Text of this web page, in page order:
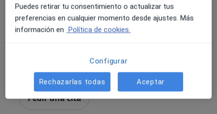
Dirección 1 Dirección 2 Online
Praza de Barcelos 6, Pontevedra
Primera visita Otorrinolaringología
Pedir una cita
Puedes retirar tu consentimiento o actualizar tus
preferencias en cualquier momento desde ajustes. Más
información en Política de cookies.
Configurar
Rechazarlas todas Aceptar